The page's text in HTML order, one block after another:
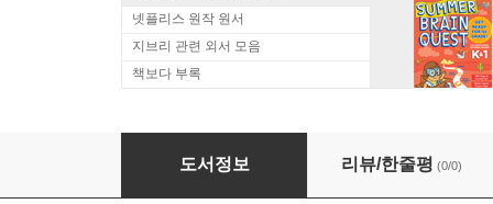
넷플리스 원작 원서
지브리 관련 외서 모음
책보다 부록
Empire (월간) : 2026년 06월
도서정보 리뷰/한줄평 (0/0)